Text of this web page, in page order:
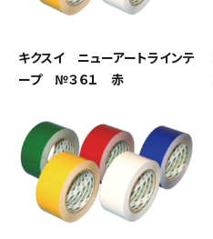
キクスイ ニューアートラインテ
ープ №３６１ 赤